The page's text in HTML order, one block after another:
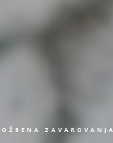
ZAVAROVANJA